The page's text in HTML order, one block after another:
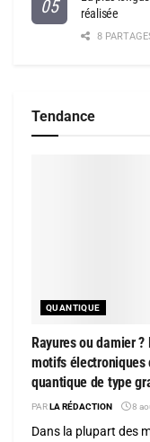
réalisée
8
Tendance
QUANTIQUE
Rayures ou damier
motifs électroniques
quantique de type
PARLA RÉDACTION 8
Dans la plupart des